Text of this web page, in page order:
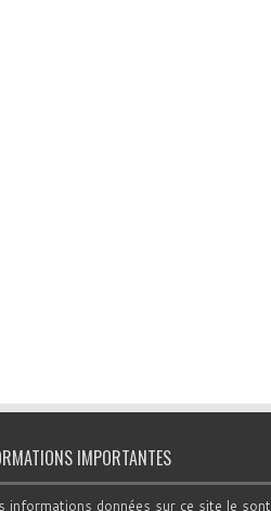
IMPORTANTES
informations données sur ce site le sont